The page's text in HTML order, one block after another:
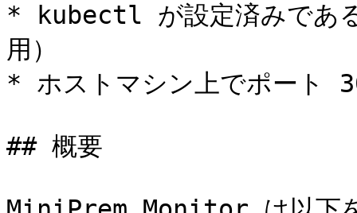
* kubectl が設定済みであ
用）
* ホストマシン上でポート
## 概要